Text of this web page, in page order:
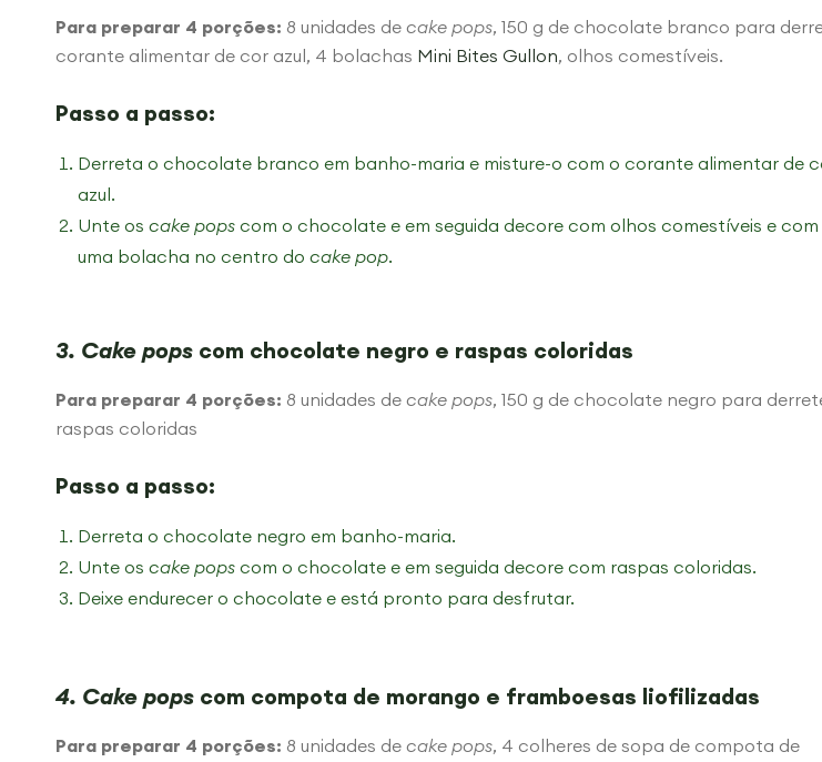
Para preparar 4 porções: 8 unidades de cake pops, 150 g de chocolate branco para
corante alimentar de cor azul, 4 bolachas Mini Bites Gullon, olhos comestíveis.
Passo a passo:
Derreta o chocolate branco em banho-maria e misture-o com o corante alimentar de
azul.
Unte os cake pops com o chocolate e em seguida decore com olhos comestíveis e com
uma bolacha no centro do cake pop.
3. Cake pops com chocolate negro e raspas coloridas
Para preparar 4 porções: 8 unidades de cake pops, 150 g de chocolate negro para
raspas coloridas
Passo a passo:
Derreta o chocolate negro em banho-maria.
Unte os cake pops com o chocolate e em seguida decore com raspas coloridas.
Deixe endurecer o chocolate e está pronto para desfrutar.
4. Cake pops com compota de morango e framboesas liofilizadas
Para preparar 4 porções: 8 unidades de cake pops, 4 colheres de sopa de compota de